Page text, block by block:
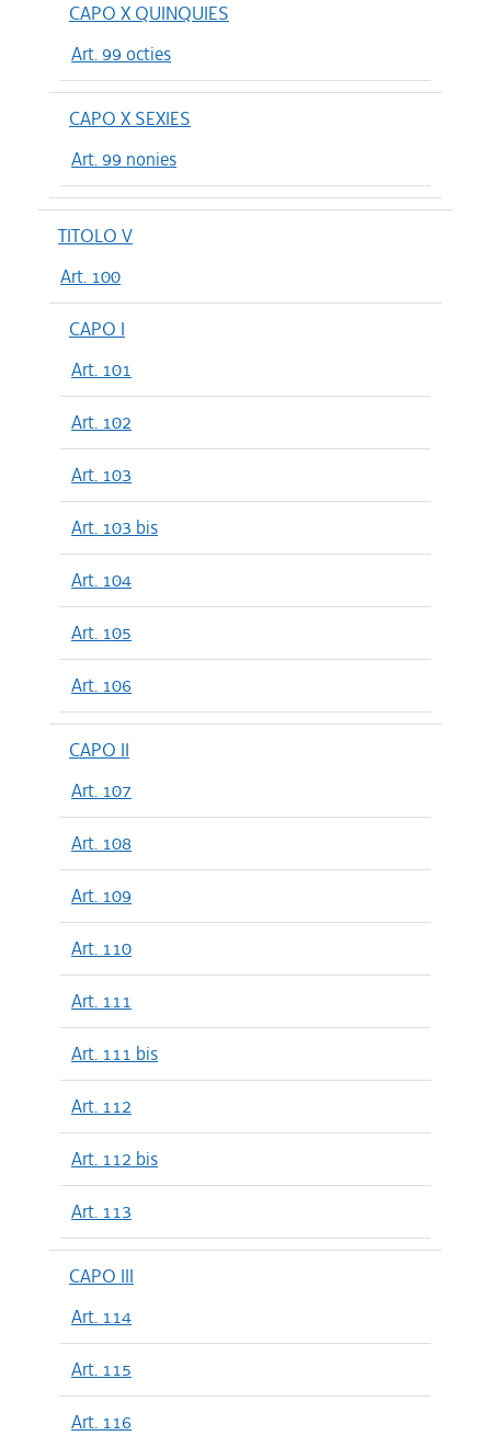
CAPO X QUINQUIES
Art. 99 octies
CAPO X SEXIES
Art. 99 nonies
TITOLO V
Art. 100
CAPO I
Art. 101
Art. 102
Art. 103
Art. 103 bis
Art. 104
Art. 105
Art. 106
CAPO II
Art. 107
Art. 108
Art. 109
Art. 110
Art. 111
Art. 111 bis
Art. 112
Art. 112 bis
Art. 113
CAPO III
Art. 114
Art. 115
Art. 116